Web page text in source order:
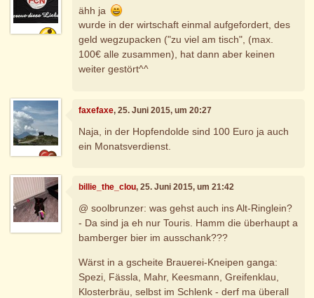
ähh ja
wurde in der wirtschaft einmal aufgefordert, des
geld wegzupacken ("zu viel am tisch", (max.
100€ alle zusammen), hat dann aber keinen
weiter gestört^^
faxefaxe, 25. Juni 2015, um 20:27
Naja, in der Hopfendolde sind 100 Euro ja auch
ein Monatsverdienst.
billie_the_clou, 25. Juni 2015, um 21:42
@ soolbrunzer: was gehst auch ins Alt-Ringlein?
- Da sind ja eh nur Touris. Hamm die überhaupt a
bamberger bier im ausschank???
Wärst in a gscheite Brauerei-Kneipen ganga:
Spezi, Fässla, Mahr, Keesmann, Greifenklau,
Klosterbräu, selbst im Schlenk - derf ma überall